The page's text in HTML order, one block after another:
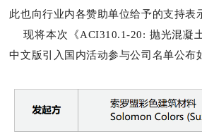
此也向行业内各赞助单位给予的支持表
现将本次《ACI310.1-20: 抛光混凝
中文版引入国内活动参与公司名单公布